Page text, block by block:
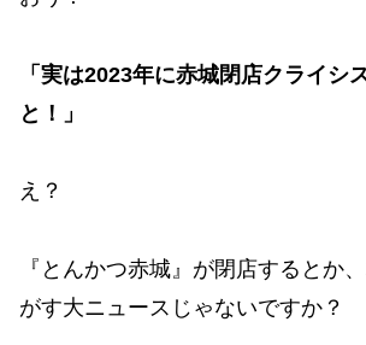
「実は2023年に赤城閉店クライシ
と！」
え？
『とんかつ赤城』が閉店するとか
がす大ニュースじゃないですか？